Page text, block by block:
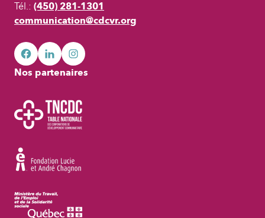
Tél.: (450) 281-1301
communication@cdcvr.org
facebookgoogleplusgoogleplus
Nos partenaires